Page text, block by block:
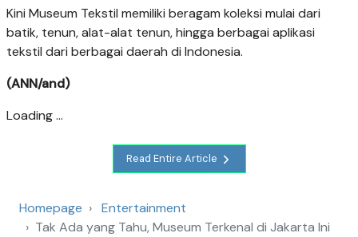
Kini Museum Tekstil memiliki beragam koleksi mulai dari
batik, tenun, alat-alat tenun, hingga berbagai aplikasi
tekstil dari berbagai daerah di Indonesia.
(ANN/and)
Loading ...
Read Entire Article
Homepage
Entertainment
Tak Ada yang Tahu, Museum Terkenal di Jakarta Ini